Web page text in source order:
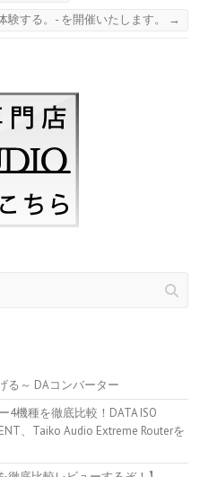
験する。- を開催いたします。 →
る～ DAコンバーター
4機種を徹底比較！DATA ISO
、Taiko Audio Extreme Routerを